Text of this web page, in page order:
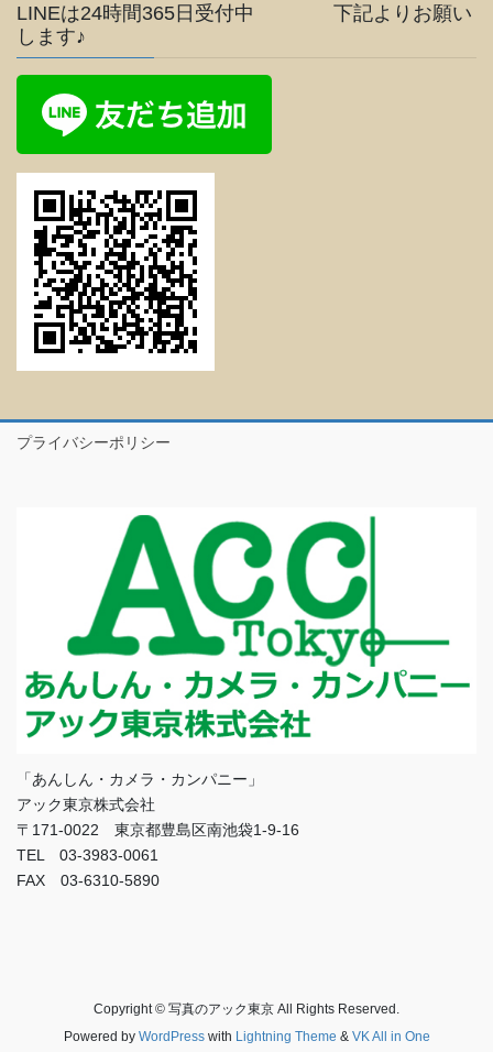
LINEは24時間365日受付中 下記よりお願い
します♪
プライバシーポリシー
「あんしん・カメラ・カンパニー」
アック東京株式会社
〒171-0022 東京都豊島区南池袋1-9-16
TEL 03-3983-0061
FAX 03-6310-5890
Copyright © 写真のアック東京 All Rights Reserved.
Powered by WordPresswith Lightning Theme & VK All in One